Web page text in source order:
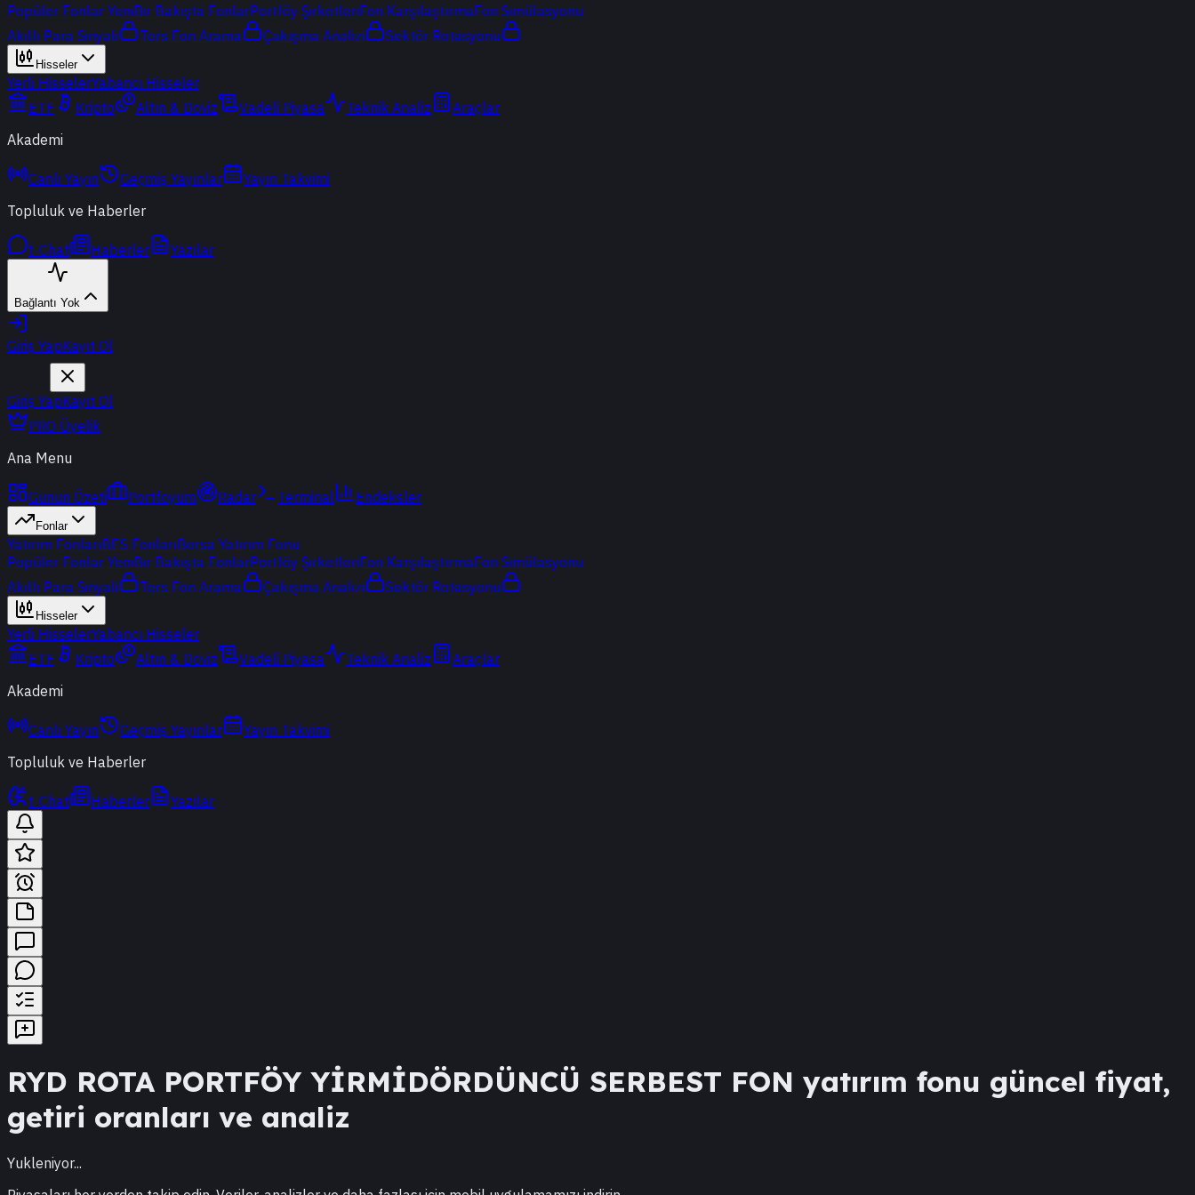
Popüler Fonlar YeniBir Bakışta FonlarPortföy ŞirketleriFon KarşılaştırmaFon Simülasyonu
Akıllı Para Sinyali
Ters Fon Arama Çakışma Analizi Sektör Rotasyonu
Hisseler
Yerli HisselerYabancı Hisseler
ETF
Kripto Altın & Döviz Vadeli Piyasa Teknik Analiz
Araçlar
Akademi
Canlı Yayın Geçmiş Yayınlar
Yayın Takvimi
Topluluk ve Haberler
t-Chat Haberler Yazılar
Bağlantı Yok
Giriş YapKayıt Ol
Giriş YapKayıt Ol
PRO Üyelik
Ana Menu
Günün Özeti Portföyüm Radar Terminal Endeksler
Fonlar
Yatırım FonlarıBES FonlarıBorsa Yatırım Fonu
Popüler Fonlar YeniBir Bakışta FonlarPortföy ŞirketleriFon KarşılaştırmaFon Simülasyonu
Akıllı Para Sinyali
Ters Fon Arama Çakışma Analizi Sektör Rotasyonu
Hisseler
Yerli HisselerYabancı Hisseler
ETF
Kripto Altın & Döviz Vadeli Piyasa Teknik Analiz
Araçlar
Akademi
Canlı Yayın Geçmiş Yayınlar
Yayın Takvimi
Topluluk ve Haberler
t-Chat Haberler Yazılar
RYD ROTA PORTFÖY YİRMİDÖRDÜNCÜ SERBEST FON yatırım fonu güncel fiyat,
getiri oranları ve analiz
Yukleniyor...